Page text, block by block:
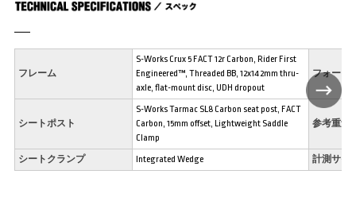
フレーム
S-Works Crux 5 FACT 12r Carbon, Rider First
Engineered™, Threaded BB, 12x142mm thru-
axle, flat-mount disc, UDH dropout
フォーク
シートポスト
S-Works Tarmac SL8 Carbon seat post, FACT
Carbon, 15mm offset, Lightweight Saddle
Clamp
参考重量
シートクランプ Integrated Wedge 計測サイ